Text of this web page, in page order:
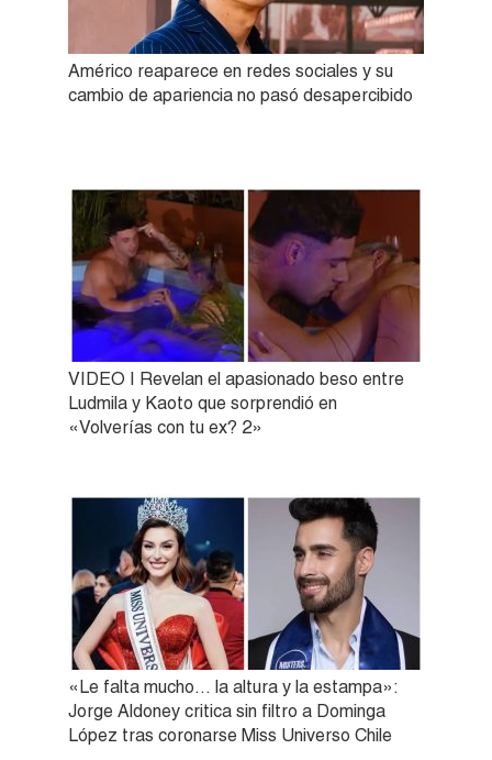
Américo reaparece en redes sociales y su
cambio de apariencia no pasó desapercibido
VIDEO | Revelan el apasionado beso entre
Ludmila y Kaoto que sorprendió en
«Volverías con tu ex? 2»
«Le falta mucho… la altura y la estampa»:
Jorge Aldoney critica sin filtro a Dominga
López tras coronarse Miss Universo Chile